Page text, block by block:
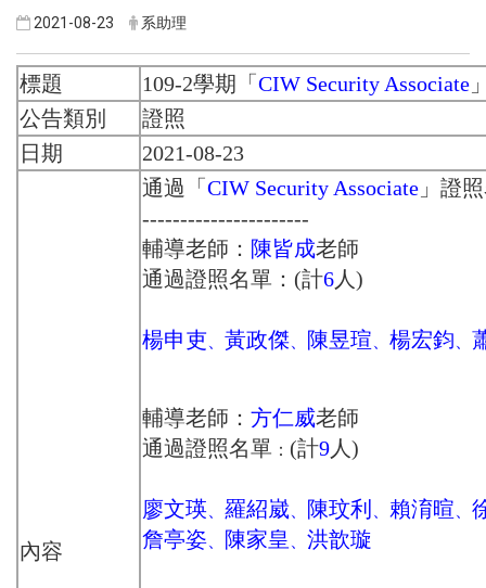
2021-08-23 系助理
標題 109-2學期「 CIW Security Associate
公告類別
證照
日期
2021-08-23
內容
通過「 CIW Security Associate 」證
----------------------
輔導老師： 陳皆成老師
通過證照名單：(計6人)
楊申吏、 黃政傑、 陳昱瑄、 楊宏鈞、
輔導老師： 方仁威老師
通過證照名單 ： (計9人)
廖文瑛、 羅紹崴、 陳玟利 、 賴淯暄、
詹亭姿、 陳家皇 、 洪歆璇